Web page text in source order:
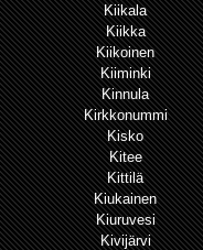
Kiikala
Kiikka
Kiikoinen
Kiiminki
Kinnula
Kirkkonummi
Kisko
Kitee
Kittilä
Kiukainen
Kiuruvesi
Kivijärvi